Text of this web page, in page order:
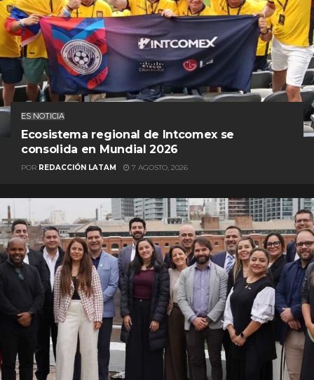
ES NOTICIA
Ecosistema regional de Intcomex se
consolida en Mundial 2026
POR REDACCIÓN LATAM 7 AGOSTO, 2026